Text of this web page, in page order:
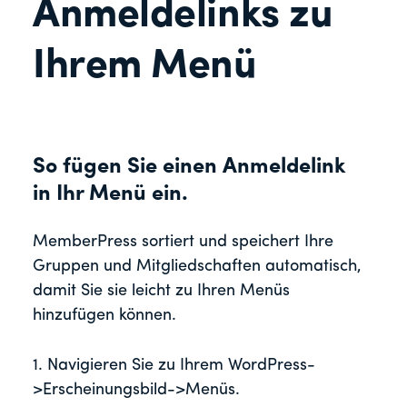
Anmeldelinks zu
Ihrem Menü
So fügen Sie einen Anmeldelink
in Ihr Menü ein.
MemberPress sortiert und speichert Ihre
Gruppen und Mitgliedschaften automatisch,
damit Sie sie leicht zu Ihren Menüs
hinzufügen können.
1. Navigieren Sie zu Ihrem WordPress-
>Erscheinungsbild->Menüs.